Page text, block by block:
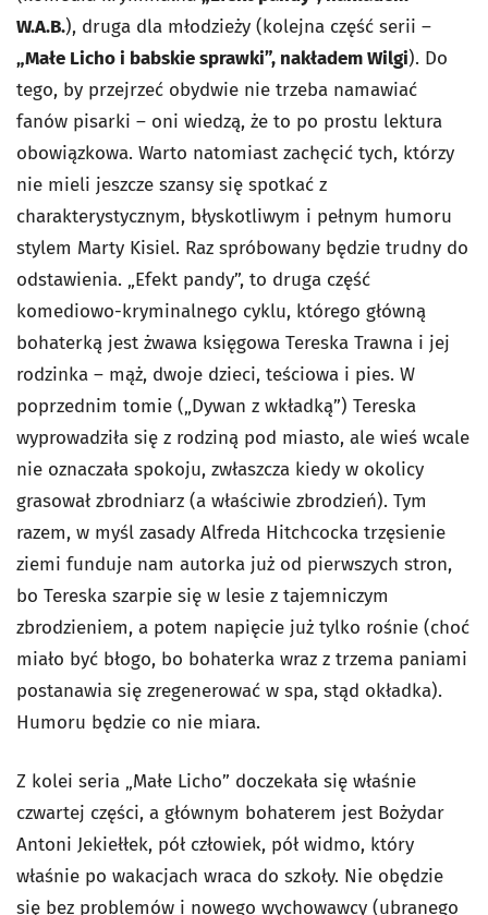
W.A.B.), druga dla młodzieży (kolejna część serii –
„Małe Licho i babskie sprawki”, nakładem Wilgi). Do
tego, by przejrzeć obydwie nie trzeba namawiać
fanów pisarki – oni wiedzą, że to po prostu lektura
obowiązkowa. Warto natomiast zachęcić tych, którzy
nie mieli jeszcze szansy się spotkać z
charakterystycznym, błyskotliwym i pełnym humoru
stylem Marty Kisiel. Raz spróbowany będzie trudny do
odstawienia. „Efekt pandy”, to druga część
komediowo-kryminalnego cyklu, którego główną
bohaterką jest żwawa księgowa Tereska Trawna i jej
rodzinka – mąż, dwoje dzieci, teściowa i pies. W
poprzednim tomie („Dywan z wkładką”) Tereska
wyprowadziła się z rodziną pod miasto, ale wieś wcale
nie oznaczała spokoju, zwłaszcza kiedy w okolicy
grasował zbrodniarz (a właściwie zbrodzień). Tym
razem, w myśl zasady Alfreda Hitchcocka trzęsienie
ziemi funduje nam autorka już od pierwszych stron,
bo Tereska szarpie się w lesie z tajemniczym
zbrodzieniem, a potem napięcie już tylko rośnie (choć
miało być błogo, bo bohaterka wraz z trzema paniami
postanawia się zregenerować w spa, stąd okładka).
Humoru będzie co nie miara.
Z kolei seria „Małe Licho” doczekała się właśnie
czwartej części, a głównym bohaterem jest Bożydar
Antoni Jekiełłek, pół człowiek, pół widmo, który
właśnie po wakacjach wraca do szkoły. Nie obędzie
się bez problemów i nowego wychowawcy (ubranego